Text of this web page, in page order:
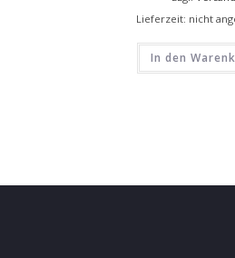
Lieferzeit: nicht
In den